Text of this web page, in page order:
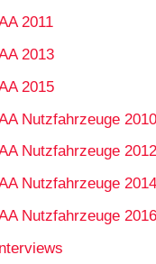
2011
2013
2015
Nutzfahrzeuge 2010
Nutzfahrzeuge 2012
Nutzfahrzeuge 2014
Nutzfahrzeuge 2016